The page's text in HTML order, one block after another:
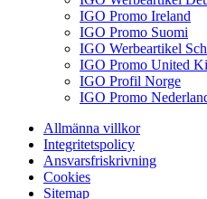
IGO Promo Ireland
IGO Promo Suomi
IGO Werbeartikel
IGO Promo United
IGO Profil Norge
IGO Promo
Allmänna villkor
Integritetspolicy
Ansvarsfriskrivning
Cookies
Sitemap